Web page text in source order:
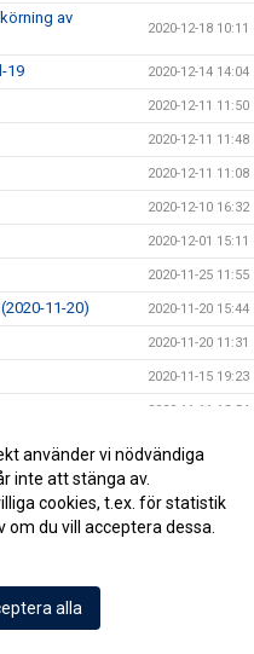
av
2020-12-18 10:11
19 2020-12-14 14:04
2020-12-11 11:50
2020-12-11 11:48
2020-12-11 11:08
2020-12-10 16:32
2020-12-01 15:11
2020-11-25 11:55
11-20) 2020-11-20 15:44
2020-11-20 11:31
2020-11-15 19:23
2020-11-11 13:54
Torns IF 2020-11-08 13:15
Staffanstorp
2020-10-30 10:13
2020-10-28 20:54
10-28)
använder vi nödvändiga
inte att stänga av.
cookies, t.ex. för statistik
du vill acceptera dessa.
alla